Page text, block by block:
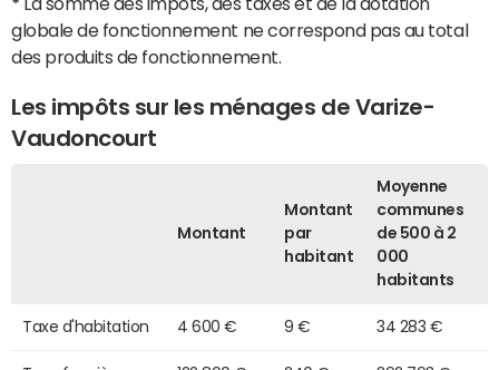
globale de fonctionnement ne correspond pas au total
des produits de fonctionnement.
Les impôts sur les ménages de Varize-
Vaudoncourt
Montant
Montant
par
habitant
Moyenne
communes
de 500 à 2
000
habitants
Taxe d'habitation 4 600 € 9 € 34 283 €